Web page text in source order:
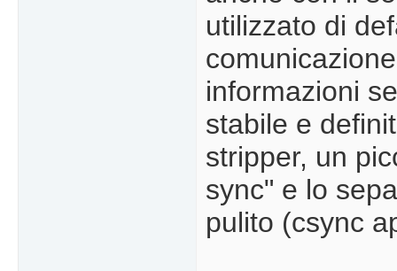
utilizzato di
informazioni
stabile e
stripper, un
sync" e lo
pulito (csync